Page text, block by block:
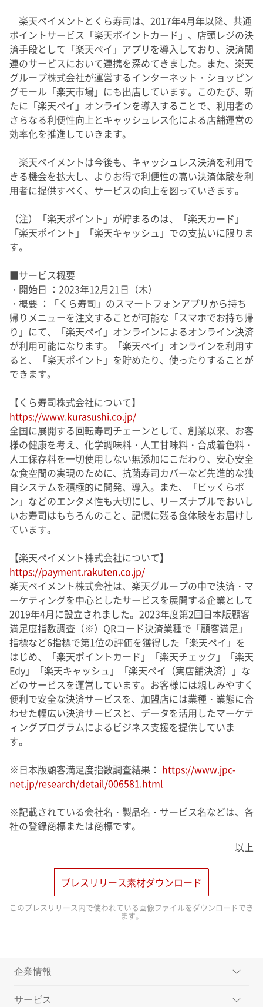
楽天ペイメントとくら寿司は、2017年4月年以降、共通
ポイントサービス「楽天ポイントカード」、店頭レジの決
済手段として「楽天ペイ」アプリを導入しており、決済関
連のサービスにおいて連携を深めてきました。また、楽天
グループ株式会社が運営するインターネット・ショッピン
グモール「楽天市場」にも出店しています。このたび、新
たに「楽天ペイ」オンラインを導入することで、利用者の
さらなる利便性向上とキャッシュレス化による店舗運営の
効率化を推進していきます。
楽天ペイメントは今後も、キャッシュレス決済を利用で
きる機会を拡大し、よりお得で利便性の高い決済体験を利
用者に提供すべく、サービスの向上を図っていきます。
（注）「楽天ポイント」が貯まるのは、「楽天カード」
「楽天ポイント」「楽天キャッシュ」での支払いに限りま
す。
■サービス概要
・開始日 ：2023年12月21日（木）
・概要 ：「くら寿司」のスマートフォンアプリから持ち
帰りメニューを注文することが可能な「スマホでお持ち帰
り」にて、「楽天ペイ」オンラインによるオンライン決済
が利用可能になります。「楽天ペイ」オンラインを利用す
ると、「楽天ポイント」を貯めたり、使ったりすることが
できます。
【くら寿司株式会社について】
https://www.kurasushi.co.jp/
全国に展開する回転寿司チェーンとして、創業以来、お客
様の健康を考え、化学調味料・人工甘味料・合成着色料・
人工保存料を一切使用しない無添加にこだわり、安心安全
な食空間の実現のために、抗菌寿司カバーなど先進的な独
自システムを積極的に開発、導入。また、「ビッくらポ
ン」などのエンタメ性も大切にし、リーズナブルでおいし
いお寿司はもちろんのこと、記憶に残る食体験をお届けし
ています。
【楽天ペイメント株式会社について】
https://payment.rakuten.co.jp/
楽天ペイメント株式会社は、楽天グループの中で決済・マ
ーケティングを中心としたサービスを展開する企業として
2019年4月に設立されました。2023年度第2回日本版顧客
満足度指数調査（※）QRコード決済業種で「顧客満足」
指標など6指標で第1位の評価を獲得した「楽天ペイ」を
はじめ、「楽天ポイントカード」「楽天チェック」「楽天
Edy」「楽天キャッシュ」「楽天ペイ（実店舗決済）」な
どのサービスを運営しています。お客様には親しみやすく
便利で安全な決済サービスを、加盟店には業種・業態に合
わせた幅広い決済サービスと、データを活用したマーケテ
ィングプログラムによるビジネス支援を提供していま
す。
※日本版顧客満足度指数調査結果： https://www.jpc-
net.jp/research/detail/006581.html
※記載されている会社名・製品名・サービス名などは、各
社の登録商標または商標です。
以上
プレスリリース素材ダウンロード
このプレスリリース内で使われている画像ファイルをダウンロードでき
ます。
企業情報
ミッション
サービス